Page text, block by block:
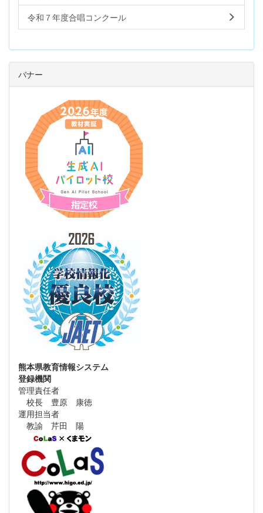
令和７年度合唱コンクール
バナー
熊本県教育情報システム
登録機関
管理責任者
校長 豊原 康徳
運用担当者
教諭 芹田 陽